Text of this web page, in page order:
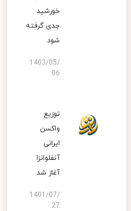
خورشید
جدی گرفته
شود
1403/05/
06
توزیع
واکسن
ایرانی
آنفلوانزا
آغاز شد
1401/07/
27